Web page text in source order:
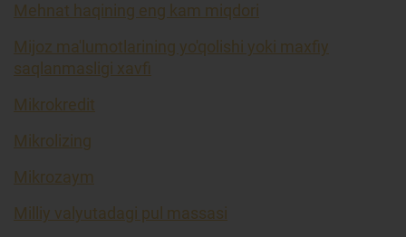
Mehnat haqining eng kam miqdori
Mijoz ma'lumotlarining yo'qolishi yoki maxfiy
saqlanmasligi xavfi
Mikrokredit
Mikrolizing
Mikrozaym
Milliy valyutadagi pul massasi